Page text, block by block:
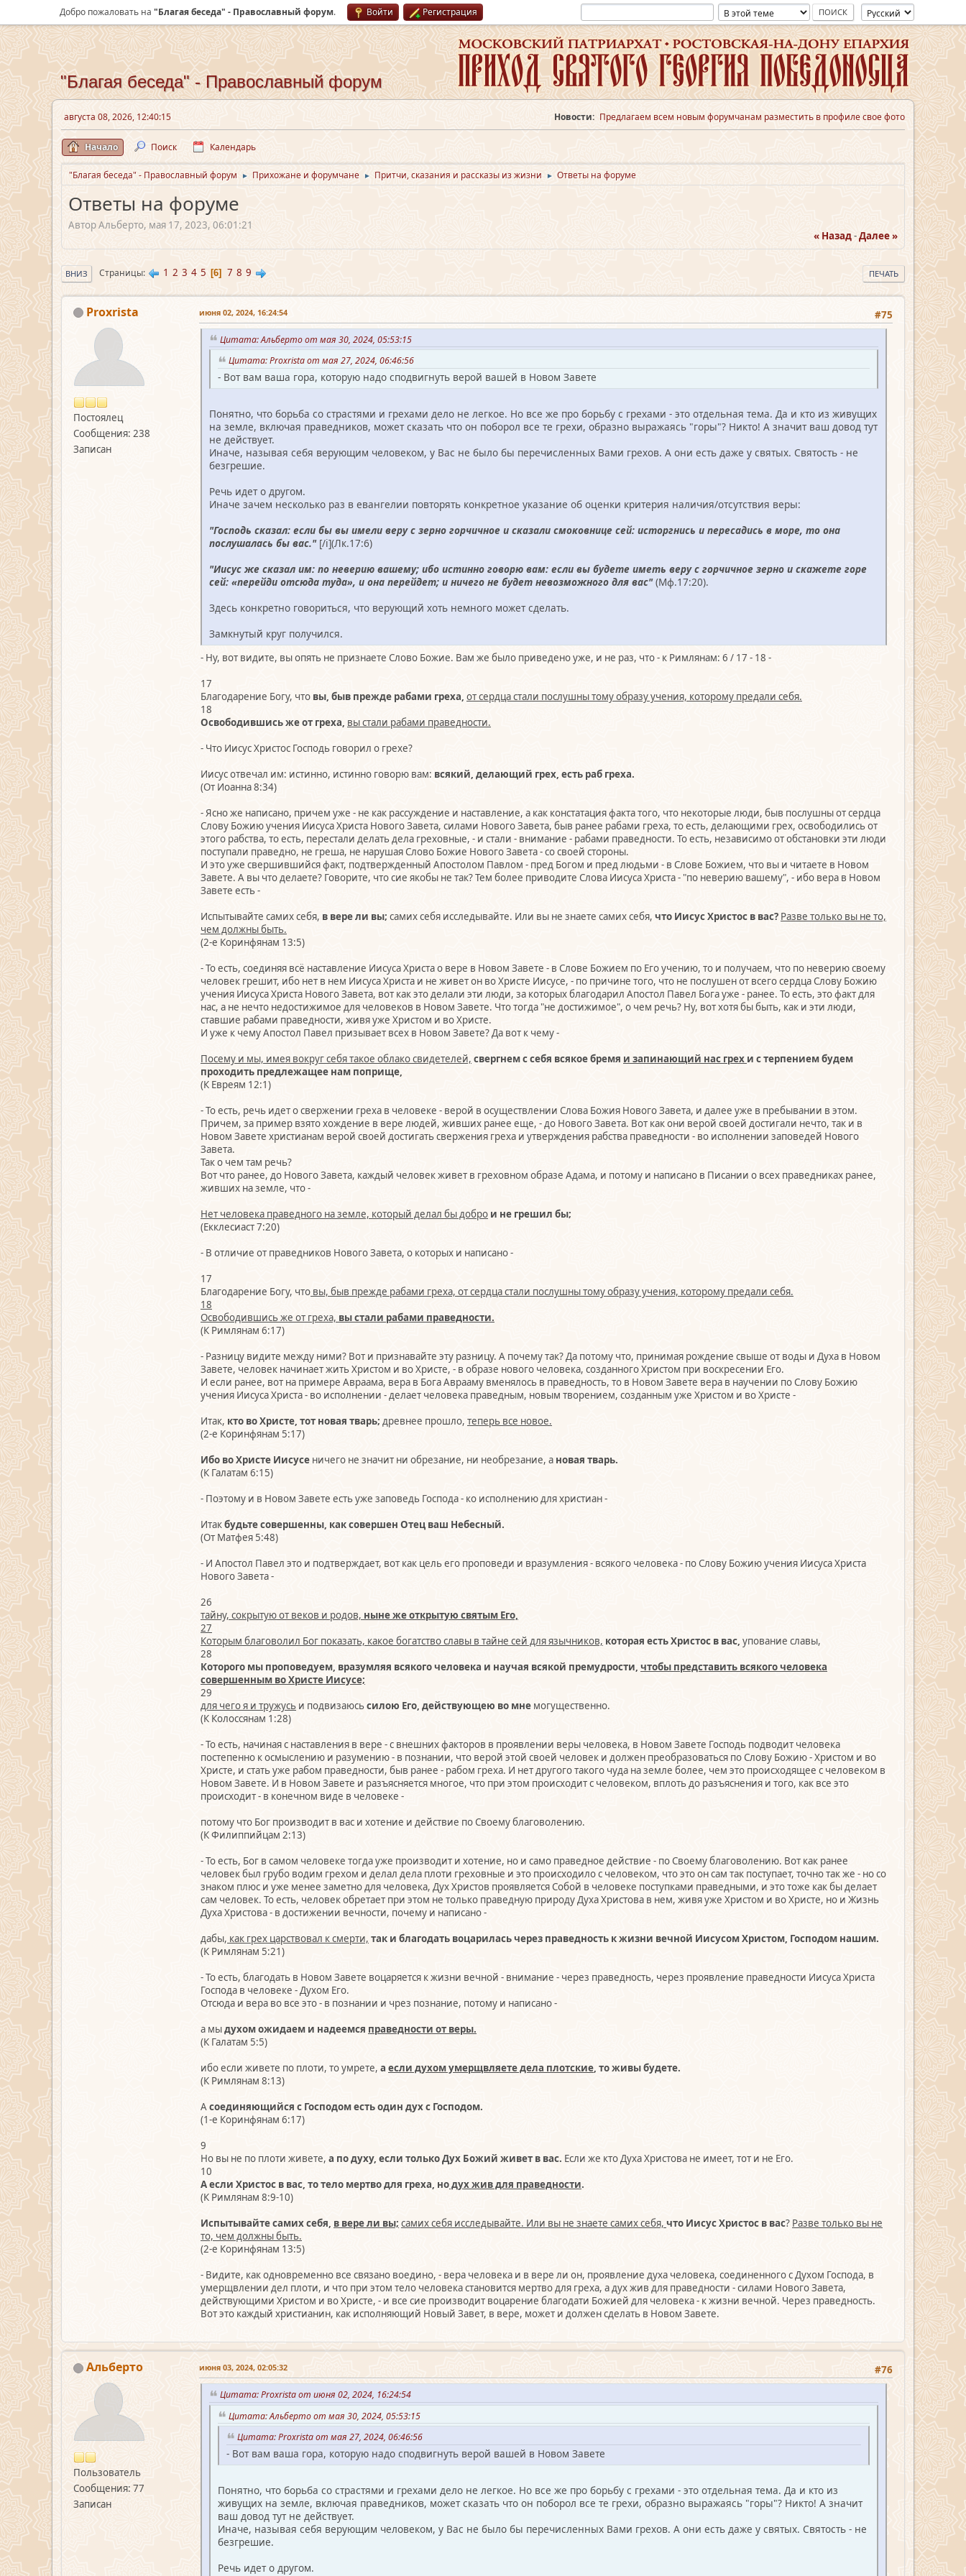
Добро пожаловать на "Благая беседа" - Православный форум. Войти Регистрация
"Благая беседа" - Православный форум
августа 08, 2026, 12:40:15 Новости: Предлагаем всем новым форумчанам разместить в профиле свое фото
Начало Поиск Календарь
"Благая беседа" - Православный форум ► Прихожане и форумчане ► Притчи, сказания и рассказы из жизни ► Ответы на форуме
Ответы на форуме
Автор Альберто, мая 17, 2023, 06:01:21
« Назад-Далее »
ПЕЧАТЬ
ВНИЗ Страницы 1 2 3 4 5 6 7 8 9
Proxrista
Постоялец
Сообщения: 238
Записан
#75
июня 02, 2024, 16:24:54
Цитата: Альберто от мая 30, 2024, 05:53:15
Цитата: Proxrista от мая 27, 2024, 06:46:56
- Вот вам ваша гора, которую надо сподвигнуть верой вашей в Новом Завете
Понятно, что борьба со страстями и грехами дело не легкое. Но все же про борьбу с грехами - это отдельная тема. Да и кто из живущих
на земле, включая праведников, может сказать что он поборол все те грехи, образно выражаясь "горы"? Никто! А значит ваш довод тут
не действует.
Иначе, называя себя верующим человеком, у Вас не было бы перечисленных Вами грехов. А они есть даже у святых. Святость - не
безгрешие.
Речь идет о другом.
Иначе зачем несколько раз в евангелии повторять конкретное указание об оценки критерия наличия/отсутствия веры:
"Господь сказал: если бы вы имели веру с зерно горчичное и сказали смоковнице сей: исторгнись и пересадись в море, то она
послушалась бы вас."[/i](Лк.17:6)
"Иисус же сказал им: по неверию вашему; ибо истинно говорю вам: если вы будете иметь веру с горчичное зерно и скажете горе
сей: «перейди отсюда туда», и она перейдет; и ничего не будет невозможного для вас"(Мф.17:20).
Здесь конкретно говориться, что верующий хоть немного может сделать.
Замкнутый круг получился.
- Ну, вот видите, вы опять не признаете Слово Божие. Вам же было приведено уже, и не раз, что - к Римлянам: 6 / 17 - 18 -
17
Благодарение Богу, что вы, быв прежде рабами греха, от сердца стали послушны тому образу учения, которому предали себя.
18
Освободившись же от греха, вы стали рабами праведности.
- Что Иисус Христос Господь говорил о грехе?
Иисус отвечал им: истинно, истинно говорю вам: всякий, делающий грех, есть раб греха.
(От Иоанна 8:34)
- Ясно же написано, причем уже - не как рассуждение и наставление, а как констатация факта того, что некоторые люди, быв послушны от сердца
Слову Божию учения Иисуса Христа Нового Завета, силами Нового Завета, быв ранее рабами греха, то есть, делающими грех, освободились от
этого рабства, то есть, перестали делать дела греховные, - и стали - внимание - рабами праведности. То есть, независимо от обстановки эти люди
поступали праведно, не греша, не нарушая Слово Божие Нового Завета - со своей стороны.
И это уже свершившийся факт, подтвержденный Апостолом Павлом - пред Богом и пред людьми - в Слове Божием, что вы и читаете в Новом
Завете. А вы что делаете? Говорите, что сие якобы не так? Тем более приводите Слова Иисуса Христа - "по неверию вашему", - ибо вера в Новом
Завете есть -
Испытывайте самих себя, в вере ли вы; самих себя исследывайте. Или вы не знаете самих себя, что Иисус Христос в вас? Разве только вы не то,
чем должны быть.
(2-е Коринфянам 13:5)
- То есть, соединяя всё наставление Иисуса Христа о вере в Новом Завете - в Слове Божием по Его учению, то и получаем, что по неверию своему
человек грешит, ибо нет в нем Иисуса Христа и не живет он во Христе Иисусе, - по причине того, что не послушен от всего сердца Слову Божию
учения Иисуса Христа Нового Завета, вот как это делали эти люди, за которых благодарил Апостол Павел Бога уже - ранее. То есть, это факт для
нас, а не нечто недостижимое для человеков в Новом Завете. Что тогда "не достижимое", о чем речь? Ну, вот хотя бы быть, как и эти люди,
ставшие рабами праведности, живя уже Христом и во Христе.
И уже к чему Апостол Павел призывает всех в Новом Завете? Да вот к чему -
Посему и мы, имея вокруг себя такое облако свидетелей, свергнем с себя всякое бремя и запинающий нас грех и с терпением будем
проходить предлежащее нам поприще,
(К Евреям 12:1)
- То есть, речь идет о свержении греха в человеке - верой в осуществлении Слова Божия Нового Завета, и далее уже в пребывании в этом.
Причем, за пример взято хождение в вере людей, живших ранее еще, - до Нового Завета. Вот как они верой своей достигали нечто, так и в
Новом Завете христианам верой своей достигать свержения греха и утверждения рабства праведности - во исполнении заповедей Нового
Завета.
Так о чем там речь?
Вот что ранее, до Нового Завета, каждый человек живет в греховном образе Адама, и потому и написано в Писании о всех праведниках ранее,
живших на земле, что -
Нет человека праведного на земле, который делал бы добро и не грешил бы;
(Екклесиаст 7:20)
- В отличие от праведников Нового Завета, о которых и написано -
17
Благодарение Богу, что вы, быв прежде рабами греха, от сердца стали послушны тому образу учения, которому предали себя.
18
Освободившись же от греха, вы стали рабами праведности.
(К Римлянам 6:17)
- Разницу видите между ними? Вот и признавайте эту разницу. А почему так? Да потому что, принимая рождение свыше от воды и Духа в Новом
Завете, человек начинает жить Христом и во Христе, - в образе нового человека, созданного Христом при воскресении Его.
И если ранее, вот на примере Авраама, вера в Бога Аврааму вменялось в праведность, то в Новом Завете вера в научении по Слову Божию
учения Иисуса Христа - во исполнении - делает человека праведным, новым творением, созданным уже Христом и во Христе -
Итак, кто во Христе, тот новая тварь; древнее прошло, теперь все новое.
(2-е Коринфянам 5:17)
Ибо во Христе Иисусе ничего не значит ни обрезание, ни необрезание, а новая тварь.
(К Галатам 6:15)
- Поэтому и в Новом Завете есть уже заповедь Господа - ко исполнению для христиан -
Итакбудьте совершенны, как совершен Отец ваш Небесный.
(От Матфея 5:48)
- И Апостол Павел это и подтверждает, вот как цель его проповеди и вразумления - всякого человека - по Слову Божию учения Иисуса Христа
Нового Завета -
26
тайну, сокрытую от веков и родов, ныне же открытую святым Его,
27
Которым благоволил Бог показать, какое богатство славы в тайне сей для язычников, которая есть Христос в вас, упование славы,
28
Которого мы проповедуем, вразумляя всякого человека и научая всякой премудрости, чтобы представить всякого человека
совершенным во Христе Иисусе;
29
для чего я и тружусь и подвизаюсьсилою Его, действующею во мне могущественно.
(К Колоссянам 1:28)
- То есть, начиная с наставления в вере - с внешних факторов в проявлении веры человека, в Новом Завете Господь подводит человека
постепенно к осмыслению и разумению - в познании, что верой этой своей человек и должен преобразоваться по Слову Божию - Христом и во
Христе, и стать уже рабом праведности, быв ранее - рабом греха. И нет другого такого чуда на земле более, чем это происходящее с человеком в
Новом Завете. И в Новом Завете и разъясняется многое, что при этом происходит с человеком, вплоть до разъяснения и того, как все это
происходит - в конечном виде в человеке -
потому что Бог производит в вас и хотение и действие по Своему благоволению.
(К Филиппийцам 2:13)
- То есть, Бог в самом человеке тогда уже производит и хотение, но и само праведное действие - по Своему благоволению. Вот как ранее
человек был грубо водим грехом и делал дела плоти греховные и это происходило с человеком, что это он сам так поступает, точно так же - но со
знаком плюс и уже менее заметно для человека, Дух Христов проявляется Собой в человеке поступками праведными, и это тоже как бы делает
сам человек. То есть, человек обретает при этом не только праведную природу Духа Христова в нем, живя уже Христом и во Христе, но и Жизнь
Духа Христова - в достижении вечности, почему и написано -
дабы, как грех царствовал к смерти, так и благодать воцарилась через праведность к жизни вечной Иисусом Христом, Господом нашим.
(К Римлянам 5:21)
- То есть, благодать в Новом Завете воцаряется к жизни вечной - внимание - через праведность, через проявление праведности Иисуса Христа
Господа в человеке - Духом Его.
Отсюда и вера во все это - в познании и чрез познание, потому и написано -
а мыдухом ожидаем и надеемся праведности от веры.
(К Галатам 5:5)
ибо если живете по плоти, то умрете, а если духом умерщвляете дела плотские, то живы будете.
(К Римлянам 8:13)
Асоединяющийся с Господом есть один дух с Господом.
(1-е Коринфянам 6:17)
9
Но вы не по плоти живете, а по духу, если только Дух Божий живет в вас. Если же кто Духа Христова не имеет, тот и не Его.
10
А если Христос в вас, то тело мертво для греха, нодух жив для праведности.
(К Римлянам 8:9-10)
Испытывайте самих себя, в вере ли вы; самих себя исследывайте. Или вы не знаете самих себя, что Иисус Христос в вас? Разве только вы не
то, чем должны быть.
(2-е Коринфянам 13:5)
- Видите, как одновременно все связано воедино, - вера человека и в вере ли он, проявление духа человека, соединенного с Духом Господа, в
умерщвлении дел плоти, и что при этом тело человека становится мертво для греха, а дух жив для праведности - силами Нового Завета,
действующими Христом и во Христе, - и все сие производит воцарение благодати Божией для человека - к жизни вечной. Через праведность.
Вот это каждый христианин, как исполняющий Новый Завет, в вере, может и должен сделать в Новом Завете.
Альберто
Пользователь
Сообщения: 77
Записан
#76
июня 03, 2024, 02:05:32
Цитата: Proxrista от июня 02, 2024, 16:24:54
Цитата: Альберто от мая 30, 2024, 05:53:15
Цитата: Proxrista от мая 27, 2024, 06:46:56
- Вот вам ваша гора, которую надо сподвигнуть верой вашей в Новом Завете
Понятно, что борьба со страстями и грехами дело не легкое. Но все же про борьбу с грехами - это отдельная тема. Да и кто из
живущих на земле, включая праведников, может сказать что он поборол все те грехи, образно выражаясь "горы"? Никто! А значит
ваш довод тут не действует.
Иначе, называя себя верующим человеком, у Вас не было бы перечисленных Вами грехов. А они есть даже у святых. Святость - не
безгрешие.
Речь идет о другом.